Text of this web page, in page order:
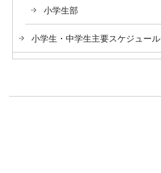
小学生部
小学生・中学生主要スケジュール